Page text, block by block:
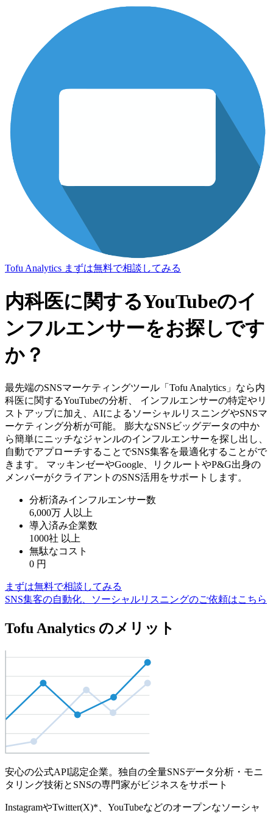
Tofu Analytics まずは無料で相談してみる
内科医に関するYouTubeのイ
ンフルエンサーをお探しです
か？
最先端のSNSマーケティングツール「Tofu Analytics」なら内
科医に関するYouTubeの分析、 インフルエンサーの特定やリ
ストアップに加え、AIによるソーシャルリスニングやSNSマ
ーケティング分析が可能。 膨大なSNSビッグデータの中か
ら簡単にニッチなジャンルのインフルエンサーを探し出し、
自動でアプローチすることでSNS集客を最適化することがで
きます。 マッキンゼーやGoogle、リクルートやP&G出身の
メンバーがクライアントのSNS活用をサポートします。
分析済みインフルエンサー数
6,000万 人以上
導入済み企業数
1000社 以上
無駄なコスト
0 円
まずは無料で相談してみる
SNS集客の自動化、ソーシャルリスニングのご依頼はこちら
Tofu Analytics のメリット
安心の公式API認定企業。独自の全量SNSデータ分析・モニ
タリング技術とSNSの専門家がビジネスをサポート
InstagramやTwitter(X)*、YouTubeなどのオープンなソーシャ